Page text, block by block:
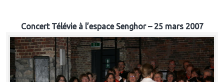
Concert Télévie à l’espace Senghor – 25 mars 2007